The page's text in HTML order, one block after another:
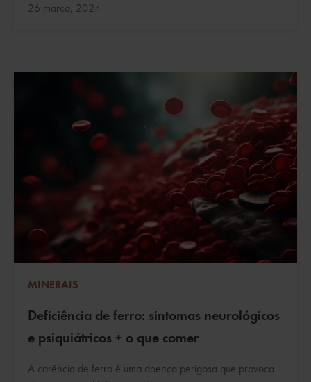
Atualizado:
26 março, 2024
MINERAIS
Deficiência de ferro: sintomas neurológicos
e psiquiátricos + o que comer
A carência de ferro é uma doença perigosa que provoca